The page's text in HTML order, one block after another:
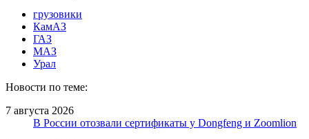
грузовики
КамАЗ
ГАЗ
МАЗ
Урал
Новости по теме:
7 августа 2026
В России отозвали сертификаты у Dongfeng и Zoomlion